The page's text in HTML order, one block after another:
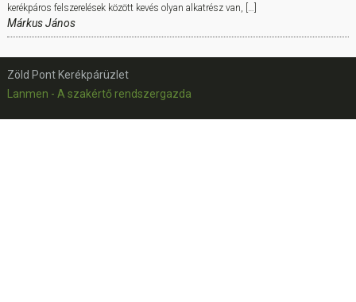
kerékpáros felszerelések között kevés olyan alkatrész van, […]
Márkus János
Zöld Pont Kerékpárüzlet
Lanmen - A szakértő rendszergazda